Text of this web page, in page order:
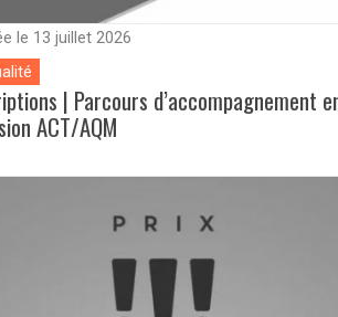
le 13 juillet 2026
| Parcours d’accompagnement
ACT/AQM